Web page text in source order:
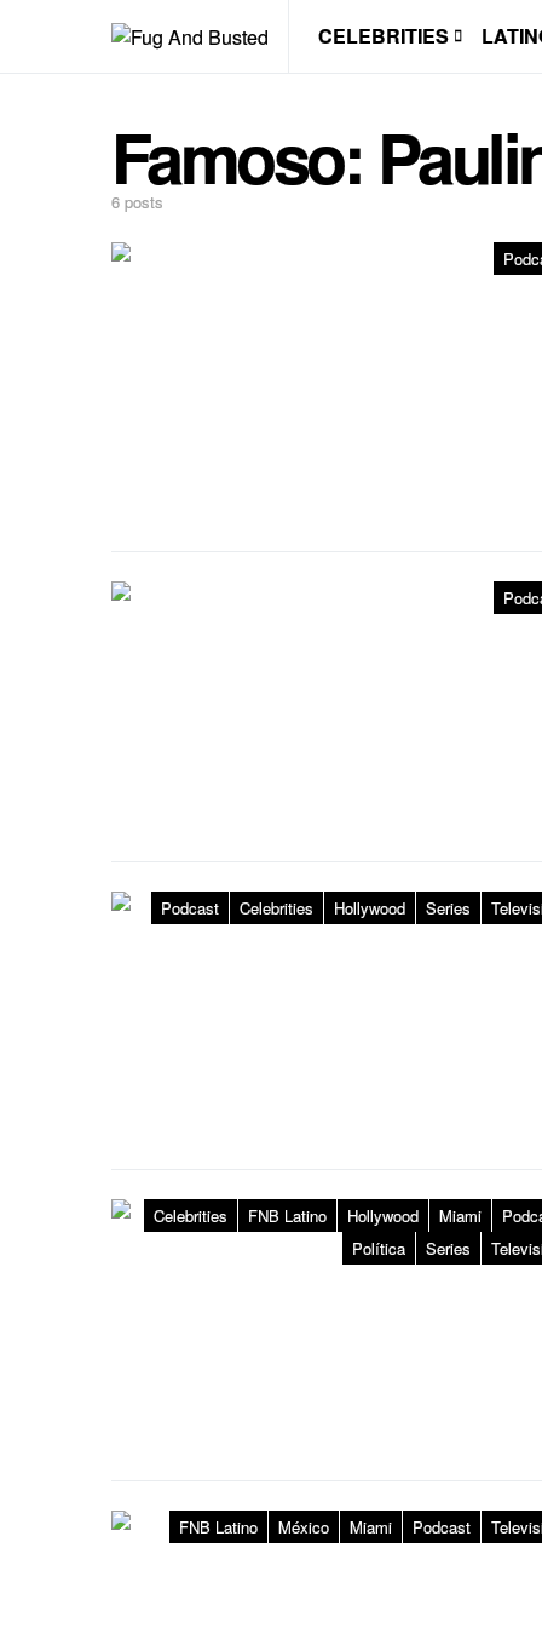
CELEBRITIES
Famoso:
6 posts
Podcast Celebrities Hollywood Series
Celebrities FNB Latino Hollywood Miami
Política
Series
FNB Latino México Miami Podcast